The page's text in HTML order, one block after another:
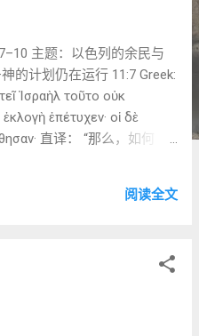
主题：以色列的余民与
的计划仍在运行 11:7 Greek:
Ἰσραὴλ τοῦτο οὐκ
ἐπέτυχεν· οἱ δὲ
直译： “那么，如何
蔽（ἐπωρώθησαν）。” 注释
心地追求公义（参 10:2）。
照句：部分得着，部分未
阅读全文